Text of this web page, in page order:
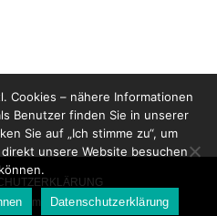
Cookies – nähere Informationen
Benutzer finden Sie in unserer
Sie auf „Ich stimme zu“, um
unsere Website besuchen
Datenschutzerklärung